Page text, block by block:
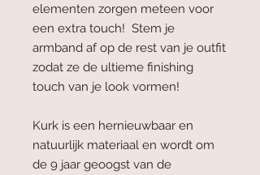
elementen zorgen meteen voor
een extra touch! Stem je
armband af op de rest van je outfit
zodat ze de ultieme finishing
touch van je look vormen!
Kurk is een hernieuwbaar en
natuurlijk materiaal en wordt om
de 9 jaar geoogst van de